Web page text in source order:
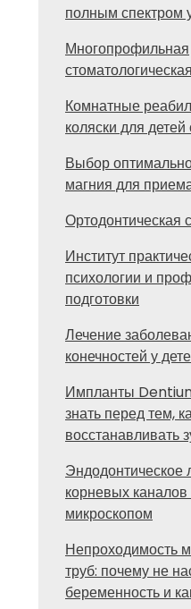
полным спектром
Многопрофильная
Комнатные
коляски для
Выбор
магния для
Ортодонтическая
Институт
психологии и
подготовки
Лечение
конечностей у
Импланты
знать перед тем,
восстанавливать
Эндодонтическое
корневых
микроскопом
Непроходимость
труб: почему не
беременность и